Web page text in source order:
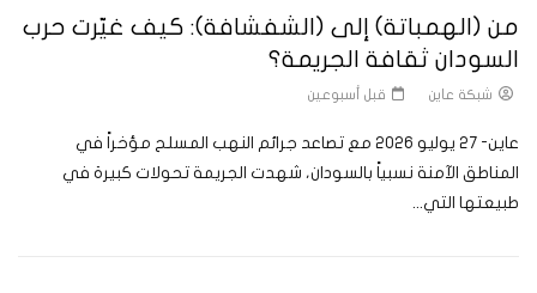
من (الهمباتة) إلى (الشفشافة): كيف غيّرت حرب
السودان ثقافة الجريمة؟
شبكة عاين قبل أسبوعين
عاين- 27 يوليو 2026 مع تصاعد جرائم النهب المسلح مؤخراً في
المناطق الآمنة نسبياً بالسودان، شهدت الجريمة تحولات كبيرة في
طبيعتها التي...